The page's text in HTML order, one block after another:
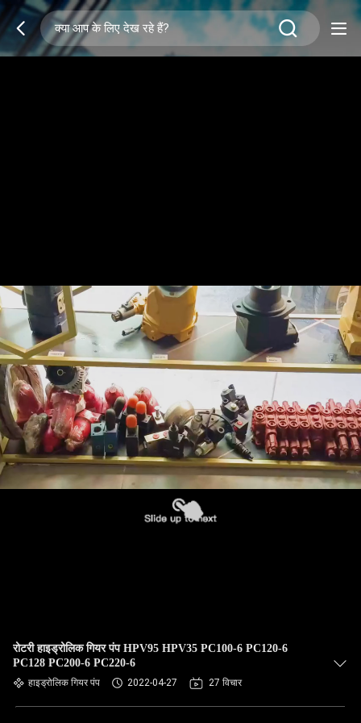
रोटरी हाइड्रोलिक गियर पंप HPV95 HPV35 PC100-6 PC120-6
PC128 PC200-6 PC220-6
हाइड्रोलिक गियर पंप 2022-04-27 27 विचार